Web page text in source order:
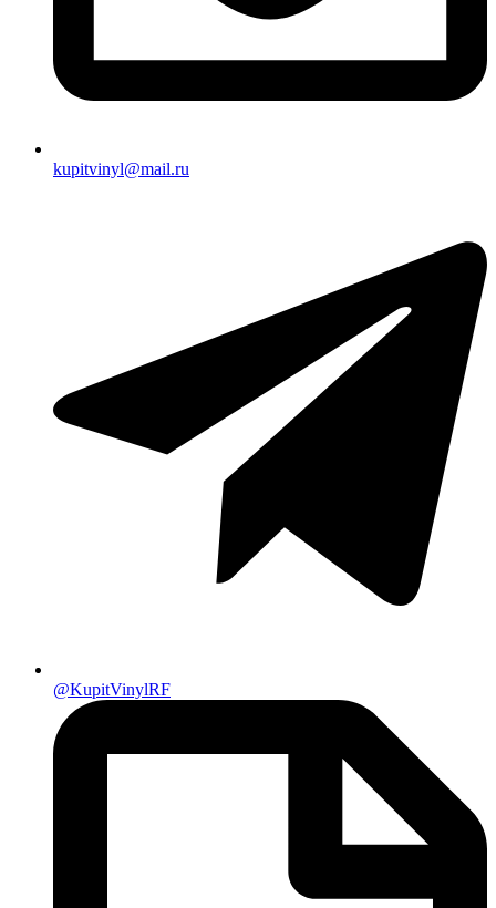
kupitvinyl@mail.ru
@KupitVinylRF